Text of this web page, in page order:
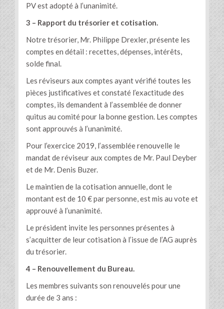
PV est adopté à l’unanimité.
3 – Rapport du trésorier et cotisation.
Notre trésorier, Mr. Philippe Drexler, présente les
comptes en détail : recettes, dépenses, intérêts,
solde final.
Les réviseurs aux comptes ayant vérifié toutes les
pièces justificatives et constaté l’exactitude des
comptes, ils demandent à l’assemblée de donner
quitus au comité pour la bonne gestion. Les comptes
sont approuvés à l’unanimité.
Pour l’exercice 2019, l’assemblée renouvelle le
mandat de réviseur aux comptes de Mr. Paul Deyber
et de Mr. Denis Buzer.
Le maintien de la cotisation annuelle, dont le
montant est de 10 € par personne, est mis au vote et
approuvé à l’unanimité.
Le président invite les personnes présentes à
s’acquitter de leur cotisation à l’issue de l’AG auprès
du trésorier.
4 – Renouvellement du Bureau.
Les membres suivants son renouvelés pour une
durée de 3 ans :